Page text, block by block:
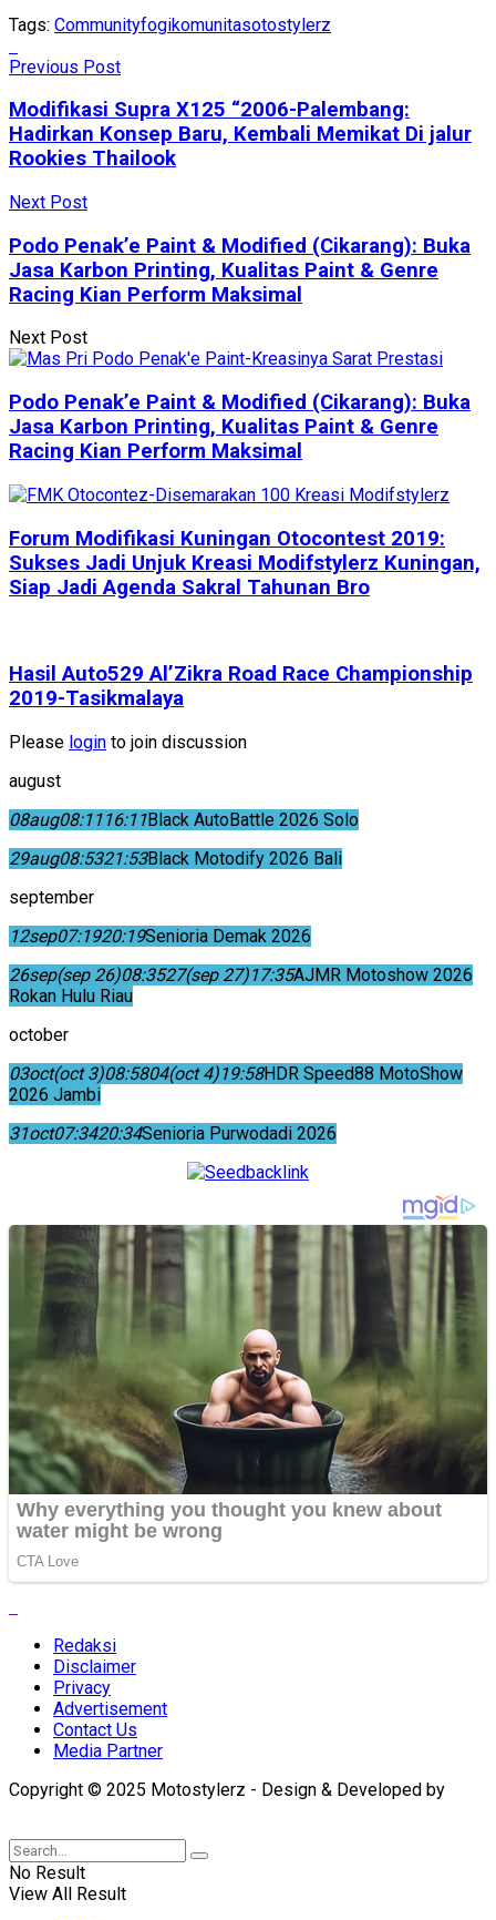
Tags: Communityfogikomunitasotostylerz
Previous Post
Modifikasi Supra X125 “2006-Palembang:
Hadirkan Konsep Baru, Kembali Memikat Di jalur
Rookies Thailook
Next Post
Podo Penak’e Paint & Modified (Cikarang): Buka
Jasa Karbon Printing, Kualitas Paint & Genre
Racing Kian Perform Maksimal
Next Post
Podo Penak’e Paint & Modified (Cikarang): Buka
Jasa Karbon Printing, Kualitas Paint & Genre
Racing Kian Perform Maksimal
Forum Modifikasi Kuningan Otocontest 2019:
Sukses Jadi Unjuk Kreasi Modifstylerz Kuningan,
Siap Jadi Agenda Sakral Tahunan Bro
Hasil Auto529 Al’Zikra Road Race Championship
2019-Tasikmalaya
Please login to join discussion
august
08aug08:1116:11Black AutoBattle 2026 Solo
29aug08:5321:53Black Motodify 2026 Bali
september
12sep07:1920:19Senioria Demak 2026
26sep(sep 26)08:3527(sep 27)17:35AJMR Motoshow 2026
Rokan Hulu Riau
october
03oct(oct 3)08:5804(oct 4)19:58HDR Speed88 MotoShow
2026 Jambi
31oct07:3420:34Senioria Purwodadi 2026
Redaksi
Disclaimer
Privacy
Advertisement
Contact Us
Media Partner
Copyright © 2025 Motostylerz - Design & Developed by
No Result
View All Result